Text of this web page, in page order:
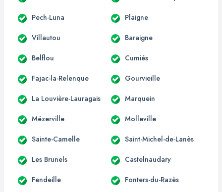
Pech-Luna Plaigne
Villautou Baraigne
Belflou Cumiés
Fajac-la-Relenque Gourvieille
La Louvière-Lauragais Marquein
Mézerville Molleville
Sainte-Camelle Saint-Michel-de-Lanès
Les Brunels Castelnaudary
Fendeille Fonters-du-Razès